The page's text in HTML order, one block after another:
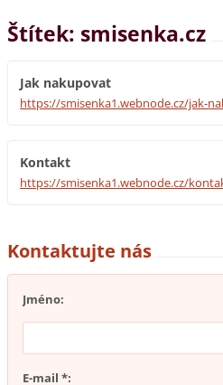
Štítek: smisenka.cz
Jak nakupovat
https://smisenka1.webnode.cz/jak-
Kontakt
https://smisenka1.webnode.cz/
Kontaktujte nás
Jméno:
E-mail *: